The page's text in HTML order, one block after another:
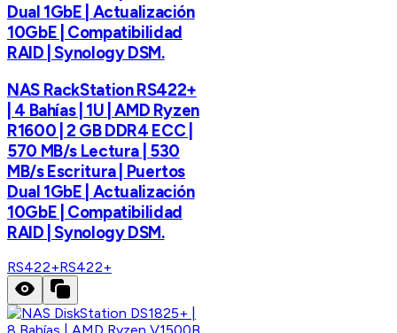
Dual 1GbE | Actualización
10GbE | Compatibilidad
RAID | Synology DSM.
NAS RackStation RS422+
| 4 Bahías | 1U | AMD Ryzen
R1600 | 2 GB DDR4 ECC |
570 MB/s Lectura | 530
MB/s Escritura | Puertos
Dual 1GbE | Actualización
10GbE | Compatibilidad
RAID | Synology DSM.
RS422+RS422+